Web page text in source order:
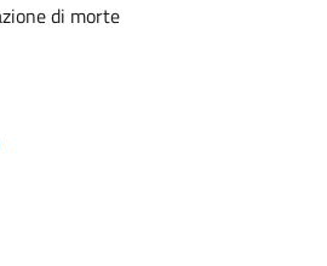
di morte